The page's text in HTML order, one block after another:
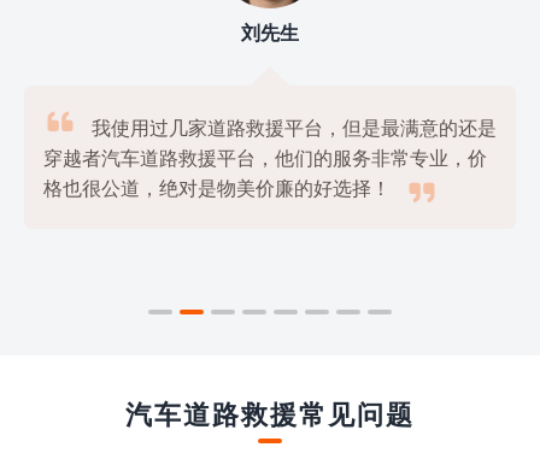
刘先生

我使用过几家道路救援平台，但是最满意的还是
穿越者汽车道路救援平台，他们的服务非常专业，价
格也很公道，绝对是物美价廉的好选择！

汽车道路救援常见问题